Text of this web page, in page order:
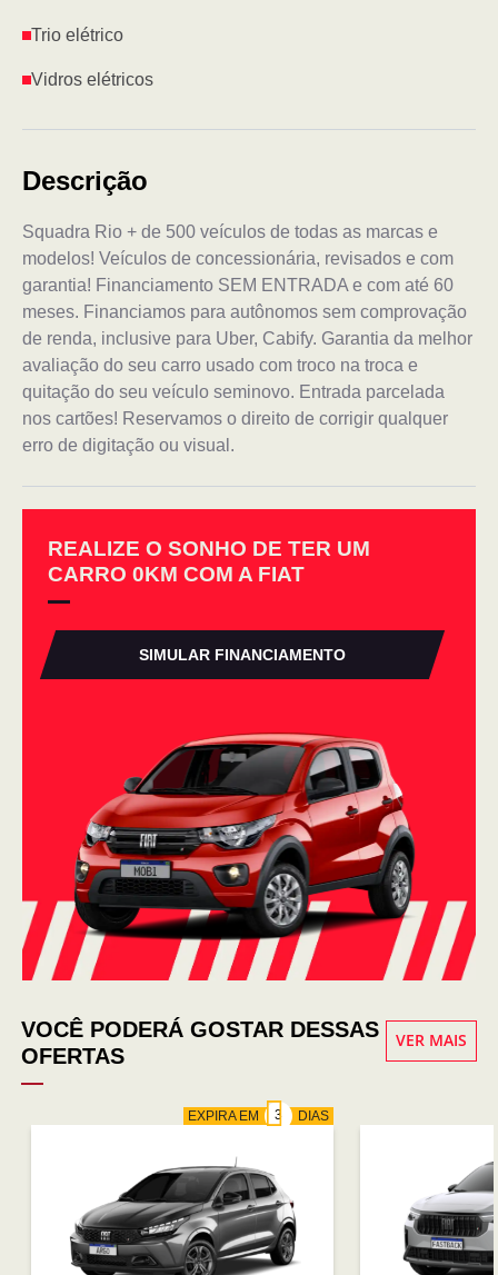
Trio elétrico
Vidros elétricos
Descrição
Squadra Rio + de 500 veículos de todas as marcas e
modelos! Veículos de concessionária, revisados e com
garantia! Financiamento SEM ENTRADA e com até 60
meses. Financiamos para autônomos sem comprovação
de renda, inclusive para Uber, Cabify. Garantia da melhor
avaliação do seu carro usado com troco na troca e
quitação do seu veículo seminovo. Entrada parcelada
nos cartões! Reservamos o direito de corrigir qualquer
erro de digitação ou visual.
REALIZE O SONHO DE TER UM
CARRO 0KM COM A FIAT
SIMULAR FINANCIAMENTO
VOCÊ PODERÁ GOSTAR DESSAS
OFERTAS
VER MAIS
EXPIRA EM DIAS